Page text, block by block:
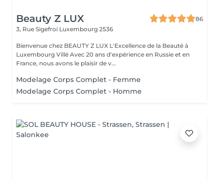
Beauty Z LUX
86
3, Rue Sigefroi Luxembourg 2536
Bienvenue chez BEAUTY Z LUX L'Excellence de la Beauté à
Luxembourg Villé Avec 20 ans d'expérience en Russie et en
France, nous avons le plaisir de v...
Modelage Corps Complet - Femme
Modelage Corps Complet - Homme